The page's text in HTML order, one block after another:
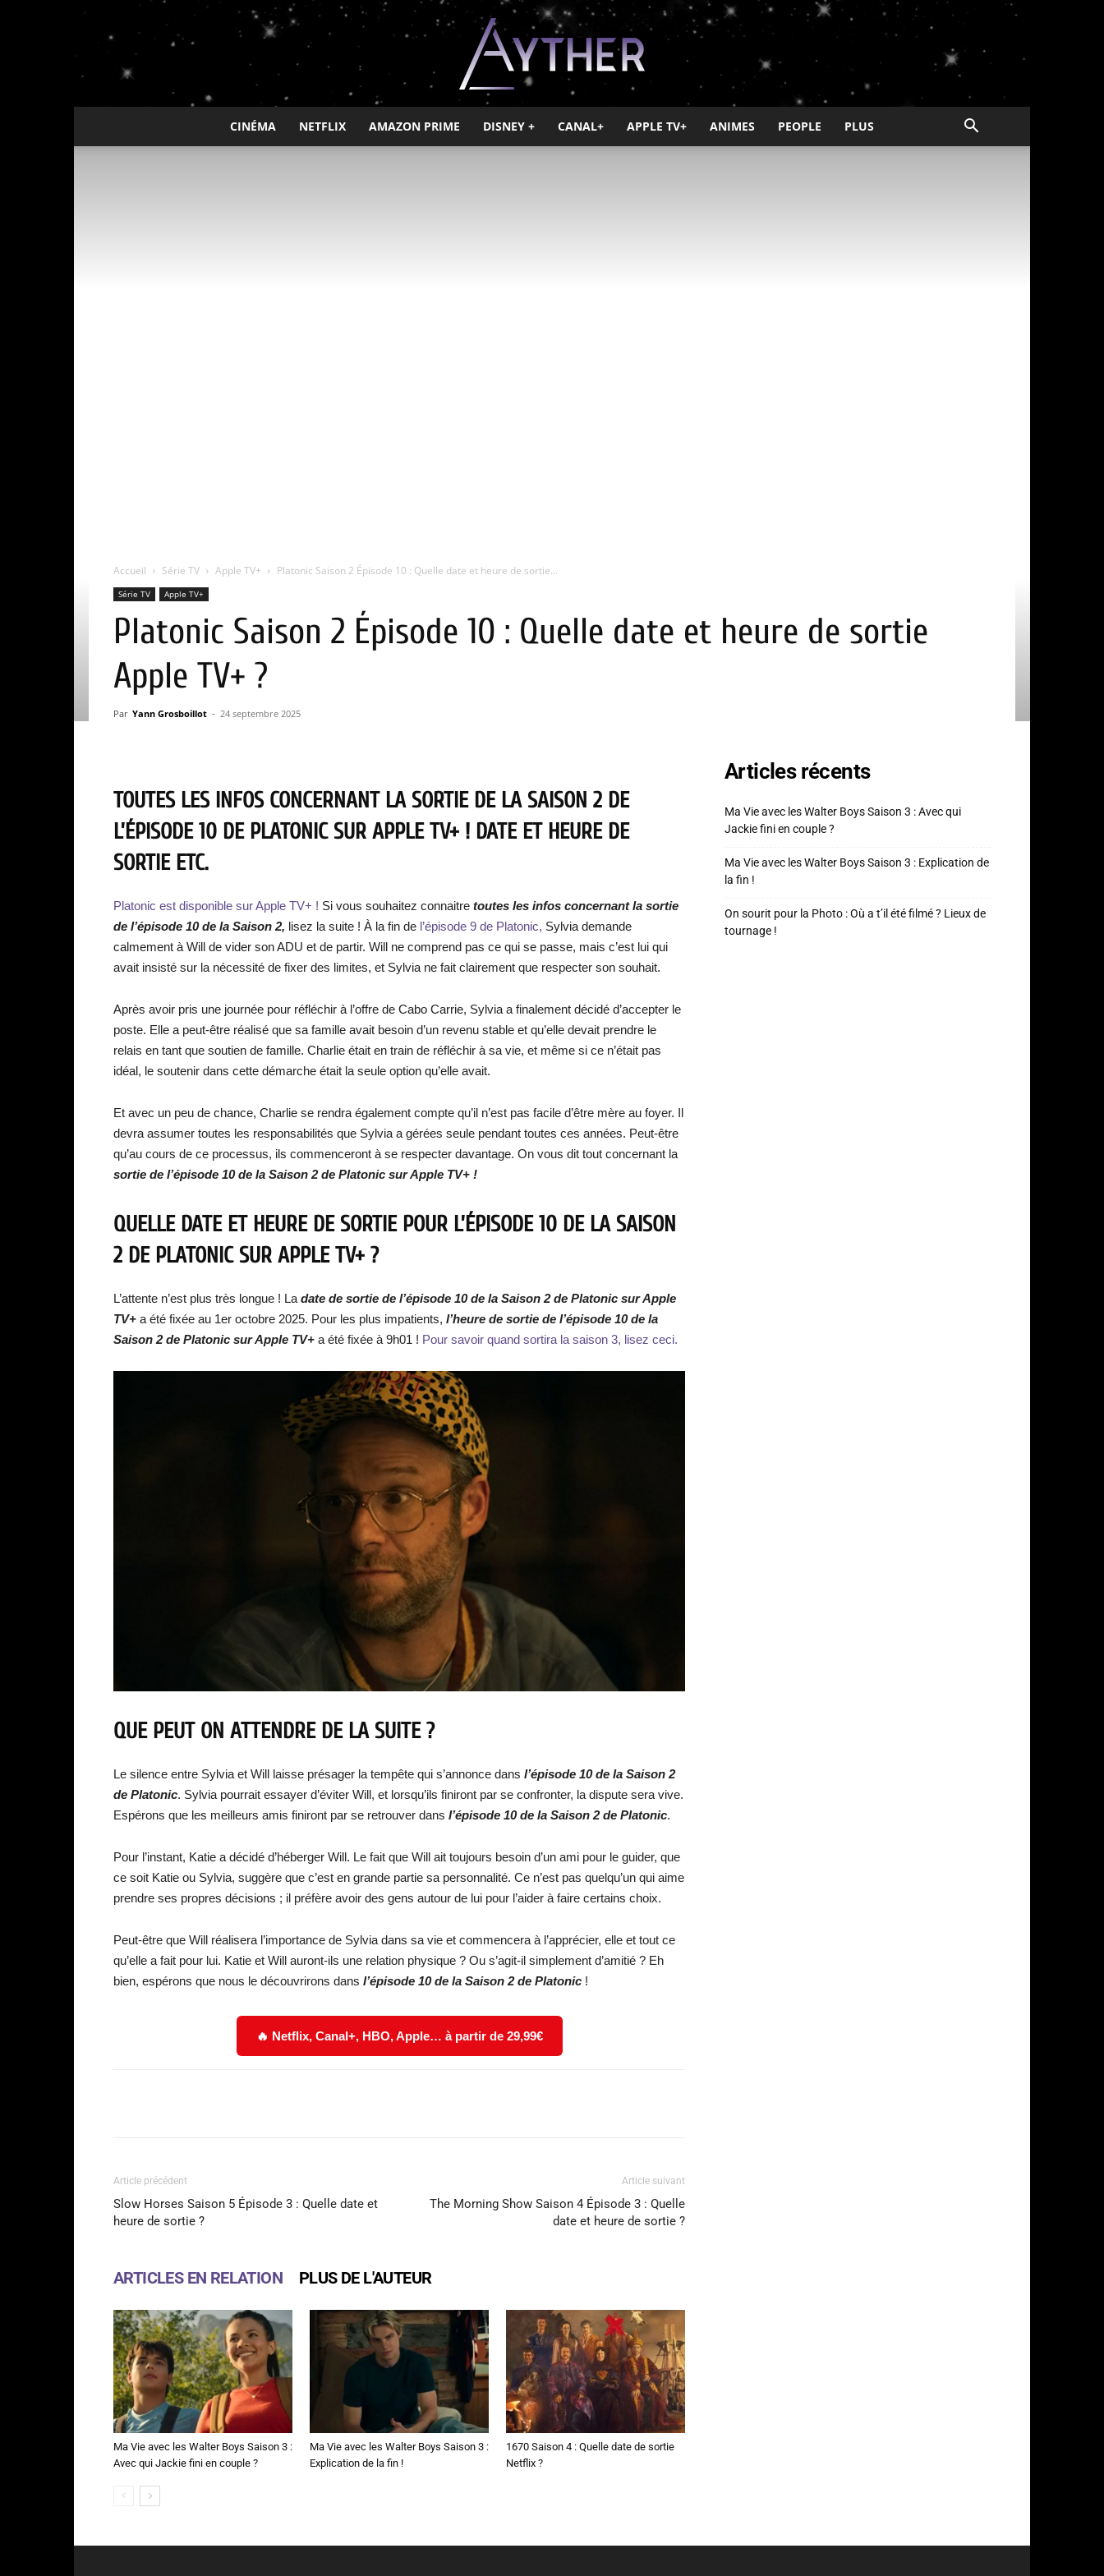
Ayther
CINÉMA NETFLIX AMAZON PRIME DISNEY + CANAL+ APPLE TV+ ANIMES PEOPLE PLUS
Accueil Série TV Apple TV+ Platonic Saison 2 Épisode 10 : Quelle date et heure de sortie...
Série TV Apple TV+
Platonic Saison 2 Épisode 10 : Quelle date et heure de sortie
Apple TV+ ?
Par Yann Grosboillot - 24 septembre 2025
TOUTES LES INFOS CONCERNANT LA SORTIE DE LA SAISON 2 DE
L’ÉPISODE 10 DE PLATONIC SUR APPLE TV+ ! DATE ET HEURE DE
SORTIE ETC.
Platonic est disponible sur Apple TV+ ! Si vous souhaitez connaitre toutes les infos concernant la sortie
de l’épisode 10 de la Saison 2, lisez la suite ! À la fin de l’épisode 9 de Platonic, Sylvia demande
calmement à Will de vider son ADU et de partir. Will ne comprend pas ce qui se passe, mais c’est lui qui
avait insisté sur la nécessité de fixer des limites, et Sylvia ne fait clairement que respecter son souhait.
Après avoir pris une journée pour réfléchir à l’offre de Cabo Carrie, Sylvia a finalement décidé d’accepter le
poste. Elle a peut-être réalisé que sa famille avait besoin d’un revenu stable et qu’elle devait prendre le
relais en tant que soutien de famille. Charlie était en train de réfléchir à sa vie, et même si ce n’était pas
idéal, le soutenir dans cette démarche était la seule option qu’elle avait.
Et avec un peu de chance, Charlie se rendra également compte qu’il n’est pas facile d’être mère au foyer. Il
devra assumer toutes les responsabilités que Sylvia a gérées seule pendant toutes ces années. Peut-être
qu’au cours de ce processus, ils commenceront à se respecter davantage. On vous dit tout concernant la
sortie de l’épisode 10 de la Saison 2 de Platonic sur Apple TV+ !
QUELLE DATE ET HEURE DE SORTIE POUR L’ÉPISODE 10 DE LA SAISON
2 DE PLATONIC SUR APPLE TV+ ?
L’attente n’est plus très longue ! La date de sortie de l’épisode 10 de la Saison 2 de Platonic sur Apple
TV+ a été fixée au 1er octobre 2025. Pour les plus impatients, l’heure de sortie de l’épisode 10 de la
Saison 2 de Platonic sur Apple TV+ a été fixée à 9h01 ! Pour savoir quand sortira la saison 3, lisez ceci.
QUE PEUT ON ATTENDRE DE LA SUITE ?
Le silence entre Sylvia et Will laisse présager la tempête qui s’annonce dans l’épisode 10 de la Saison 2
de Platonic. Sylvia pourrait essayer d’éviter Will, et lorsqu’ils finiront par se confronter, la dispute sera vive.
Espérons que les meilleurs amis finiront par se retrouver dans l’épisode 10 de la Saison 2 de Platonic.
Pour l’instant, Katie a décidé d’héberger Will. Le fait que Will ait toujours besoin d’un ami pour le guider, que
ce soit Katie ou Sylvia, suggère que c’est en grande partie sa personnalité. Ce n’est pas quelqu’un qui aime
prendre ses propres décisions ; il préfère avoir des gens autour de lui pour l’aider à faire certains choix.
Peut-être que Will réalisera l’importance de Sylvia dans sa vie et commencera à l’apprécier, elle et tout ce
qu’elle a fait pour lui. Katie et Will auront-ils une relation physique ? Ou s’agit-il simplement d’amitié ? Eh
bien, espérons que nous le découvrirons dans l’épisode 10 de la Saison 2 de Platonic !
🔥 Netflix, Canal+, HBO, Apple… à partir de 29,99€
Article précédent
Slow Horses Saison 5 Épisode 3 : Quelle date et
heure de sortie ?
Article suivant
The Morning Show Saison 4 Épisode 3 : Quelle
date et heure de sortie ?
ARTICLES EN RELATION PLUS DE L'AUTEUR
Ma Vie avec les Walter Boys Saison 3 :
Avec qui Jackie fini en couple ?
Ma Vie avec les Walter Boys Saison 3 :
Explication de la fin !
1670 Saison 4 : Quelle date de sortie
Netflix ?
Articles récents
Ma Vie avec les Walter Boys Saison 3 : Avec qui
Jackie fini en couple ?
Ma Vie avec les Walter Boys Saison 3 : Explication de
la fin !
On sourit pour la Photo : Où a t’il été filmé ? Lieux de
tournage !